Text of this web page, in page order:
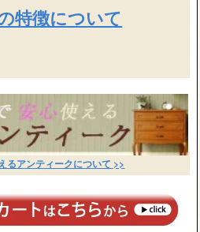
特徴について
るアンティークについて >>